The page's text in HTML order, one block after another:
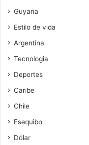
Guyana
Estilo de vida
Argentina
Tecnologia
Deportes
Caribe
Chile
Esequibo
Dólar